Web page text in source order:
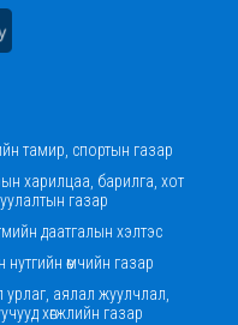
тамир, спортын газар
харилцаа, барилга, хот
газар
даатгалын хэлтэс
нутгийн өмчийн газар
урлаг, аялал жуулчлал,
хөгжлийн газар